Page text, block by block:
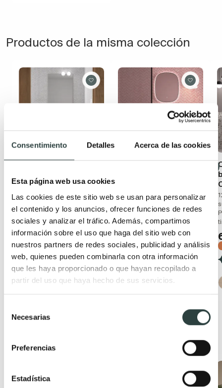
Consentimiento Detalles Acerca de las cookies
Esta página web usa cookies
Las cookies de este sitio web se usan para personalizar
el contenido y los anuncios, ofrecer funciones de redes
sociales y analizar el tráfico. Además, compartimos
información sobre el uso que haga del sitio web con
nuestros partners de redes sociales, publicidad y análisis
web, quienes pueden combinarla con otra información
que les haya proporcionado o que hayan recopilado a
partir del uso que haya hecho de sus servicios.
Necesarias
Preferencias
Estadística
Productos de la misma colección
Dos Carmen
2 cajones, suspendido con
402,82€497,31€
+ 3
microtec Avila Dos
Carmen
varios tiradores
656,67€
−19%
+ 4